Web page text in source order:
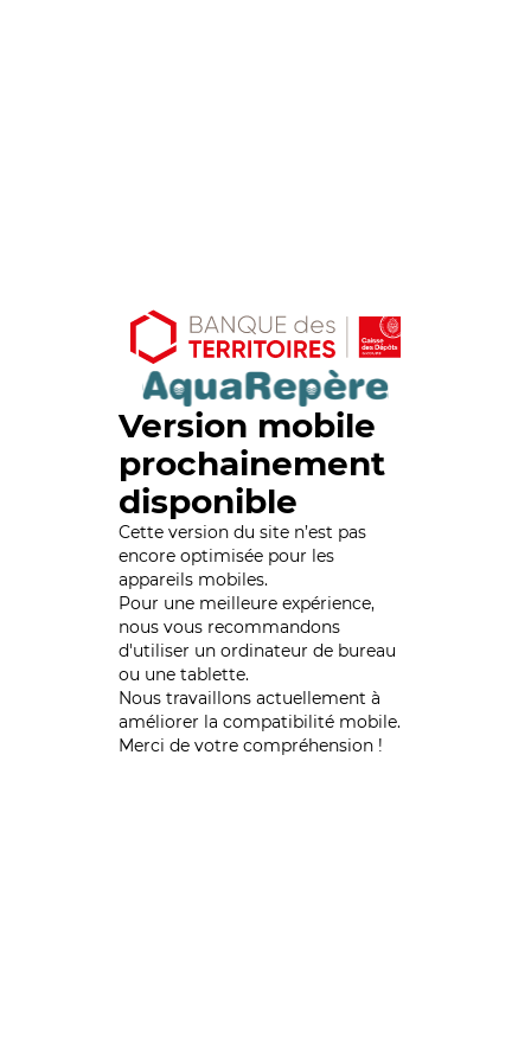
Version mobile
prochainement
disponible
Cette version du site n’est pas
encore optimisée pour les
appareils mobiles.
Pour une meilleure expérience,
nous vous recommandons
d'utiliser un ordinateur de bureau
ou une tablette.
Nous travaillons actuellement à
améliorer la compatibilité mobile.
Merci de votre compréhension !